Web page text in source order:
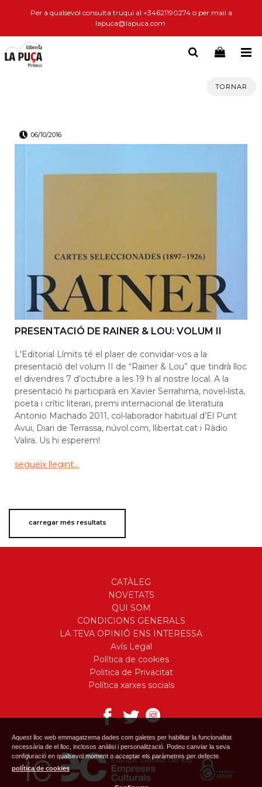
Per a qualsevol consulta truqui al +34621190274 o per mail a
lapuca@lapuca.com
TORNAR
06/10/2016
PRESENTACIÓ DE RAINER & LOU: VOLUM II
L'Editorial Límits té el plaer de convidar-vos a la
presentació del volum II de “Rainer & Lou” que tindrà lloc
el divendres 7 d’octubre a les 19 h al nostre local. A la
presentació hi participarà en Xavier Serrahima, novel•lista,
poeta i crític literari, premi internacional de literatura
Antonio Machado 2011, col•laborador habitual d’El Punt
Avui, Diari de Terrassa, núvol.com, llibertat.cat i Ràdio
Valira. Us hi esperem!
segueix llegint...
carregar més resultats
CATÀLEG
NOVETATS
QUI SOM
CONDICIONS GENERALS
LA TEVA OPINIÓ ENS INTERESSA
Avís Legal
Política de cookies
Politica de Privacitat
Política xarxes socials
Aquest lloc web emmagatzema dades com galetes per habilitar la funcionalitat
necessària de el lloc, inclosos anàlisi i personalització. Podeu canviar la seva
configuració en qualsevol moment o acceptar els paràmetres per defecte.
política de cookies